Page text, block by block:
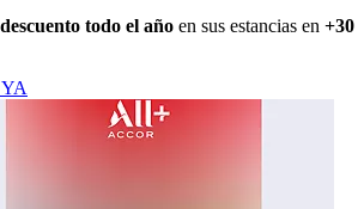
todo el año en sus estancias en +30